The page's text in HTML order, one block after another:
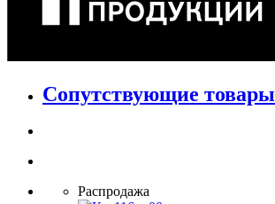
Сопутствующие товары
Распродажа